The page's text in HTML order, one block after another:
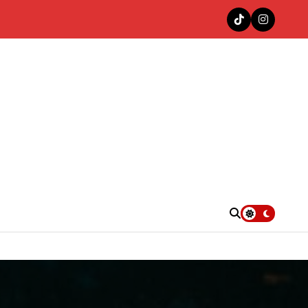
en la cima del Top 100 Colombia Hits de Decibeles